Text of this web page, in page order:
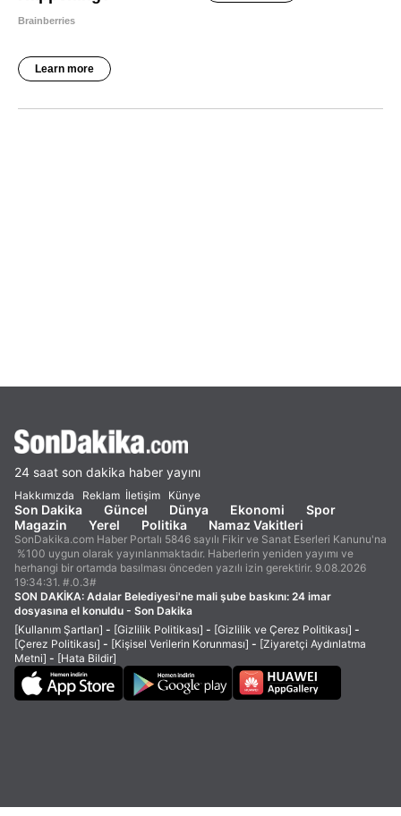
24 saat son dakika haber yayını
Hakkımızda Reklam İletişim Künye
Son Dakika Güncel Dünya Ekonomi
Spor
Magazin
Yerel Politika Namaz Vakitleri
SonDakika.com Haber Portalı 5846 sayılı Fikir ve Sanat Eserleri Kanunu'na
%100 uygun olarak yayınlanmaktadır. Haberlerin yeniden yayımı ve
herhangi bir ortamda basılması önceden yazılı izin gerektirir. 9.08.2026
19:34:31. #.0.3#
SON DAKİKA: Adalar Belediyesi'ne mali şube baskını: 24 imar
dosyasına el konuldu - Son Dakika
[Kullanım Şartları] - [Gizlilik Politikası] - [Gizlilik ve Çerez Politikası] -
[Çerez Politikası] - [Kişisel Verilerin Korunması] - [Ziyaretçi Aydınlatma
Metni] - [Hata Bildir]